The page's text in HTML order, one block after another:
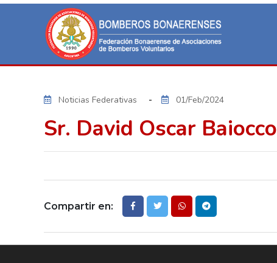
Noticias Federativas 01/Feb/2024
Sr. David Oscar Baiocco
Compartir en: